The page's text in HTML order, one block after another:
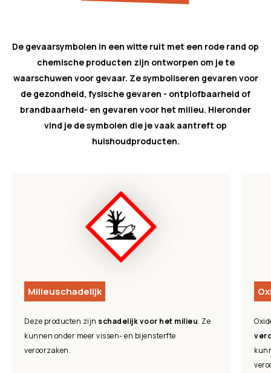
De gevaarsymbolen in een witte ruit met een rode rand op
chemische producten zijn ontworpen om je te
waarschuwen voor gevaar. Ze symboliseren gevaren voor
de gezondheid, fysische gevaren - ontplofbaarheid of
brandbaarheid- en gevaren voor het milieu. Hieronder
vind je de symbolen die je vaak aantreft op
huishoudproducten.
Milieuschadelijk
Deze producten zijn schadelijk voor het milieu. Ze
kunnen onder meer vissen- en bijensterfte
veroorzaken.